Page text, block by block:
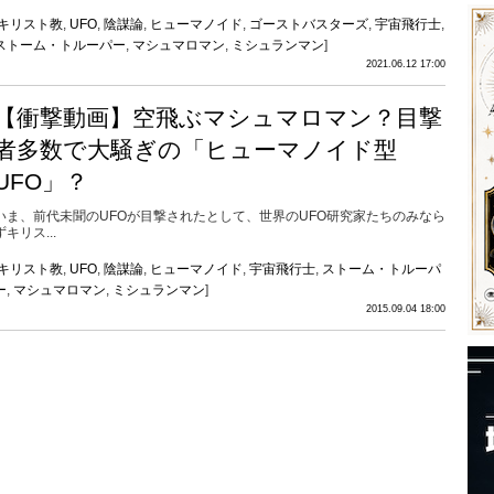
リスト教, UFO, 陰謀論, ヒューマノイド, ゴーストバスターズ, 宇宙飛行士,
トーム・トルーパー, マシュマロマン, ミシュランマン]
2021.06.12 17:00
衝撃動画】空飛ぶマシュマロマン？目撃
多数で大騒ぎの「ヒューマノイド型
」？
ま、前代未聞のUFOが目撃されたとして、世界のUFO研究家たちのみなら
キリス...
リスト教, UFO, 陰謀論, ヒューマノイド, 宇宙飛行士, ストーム・トルーパ
, マシュマロマン, ミシュランマン]
2015.09.04 18:00